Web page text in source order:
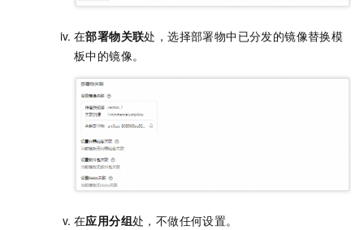
在部署物关联处，选择部署物中已分发的镜像替换模
板中的镜像。
在应用分组处，不做任何设置。